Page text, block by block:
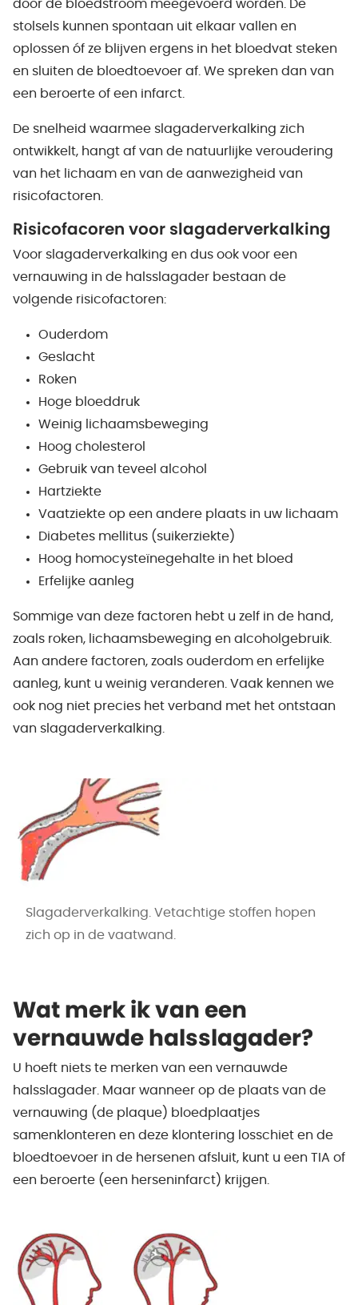
door de bloedstroom meegevoerd worden. De
stolsels kunnen spontaan uit elkaar vallen en
oplossen óf ze blijven ergens in het bloedvat steken
en sluiten de bloedtoevoer af. We spreken dan van
een beroerte of een infarct.
De snelheid waarmee slagaderverkalking zich
ontwikkelt, hangt af van de natuurlijke veroudering
van het lichaam en van de aanwezigheid van
risicofactoren.
Risicofacoren voor slagaderverkalking
Voor slagaderverkalking en dus ook voor een
vernauwing in de halsslagader bestaan de
volgende risicofactoren:
Ouderdom
Geslacht
Roken
Hoge bloeddruk
Weinig lichaamsbeweging
Hoog cholesterol
Gebruik van teveel alcohol
Hartziekte
Vaatziekte op een andere plaats in uw lichaam
Diabetes mellitus (suikerziekte)
Hoog homocysteïnegehalte in het bloed
Erfelijke aanleg
Sommige van deze factoren hebt u zelf in de hand,
zoals roken, lichaamsbeweging en alcoholgebruik.
Aan andere factoren, zoals ouderdom en erfelijke
aanleg, kunt u weinig veranderen. Vaak kennen we
ook nog niet precies het verband met het ontstaan
van slagaderverkalking.
Slagaderverkalking. Vetachtige stoffen hopen
zich op in de vaatwand.
Wat merk ik van een
vernauwde halsslagader?
U hoeft niets te merken van een vernauwde
halsslagader. Maar wanneer op de plaats van de
vernauwing (de plaque) bloedplaatjes
samenklonteren en deze klontering losschiet en de
bloedtoevoer in de hersenen afsluit, kunt u een TIA of
een beroerte (een herseninfarct) krijgen.